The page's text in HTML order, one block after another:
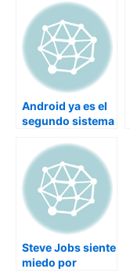
Android ya es el
segundo sistema
en el mundo
Steve Jobs siente
miedo por